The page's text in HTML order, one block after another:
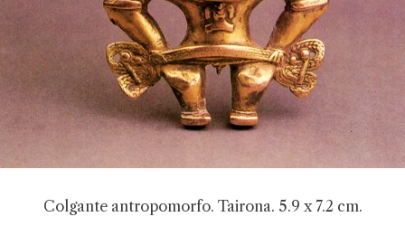
Colgante antropomorfo. Tairona. 5.9 x 7.2 cm.